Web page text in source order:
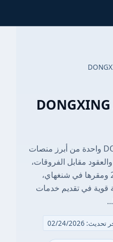
مراجعة محدثة لـ DONGXING
تُعتبر DONGXING FUTURES واحدة من أبرز منصات
مقابل الفروقات،
حيث تأسست في عام 2008 ومقرها في شنغهاي،
قوية في تقديم خدمات
02/24/2026